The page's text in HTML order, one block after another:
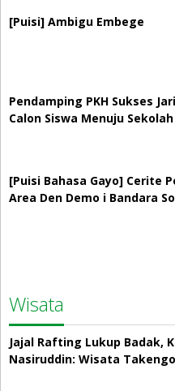
[Puisi] Ambigu Embege
Pendamping PKH Sukses
Calon Siswa Menuju
[Puisi Bahasa Gayo] Cerite
Area Den Demo i Bandara
Wisata
Jajal Rafting Lukup Badak,
Nasiruddin: Wisata